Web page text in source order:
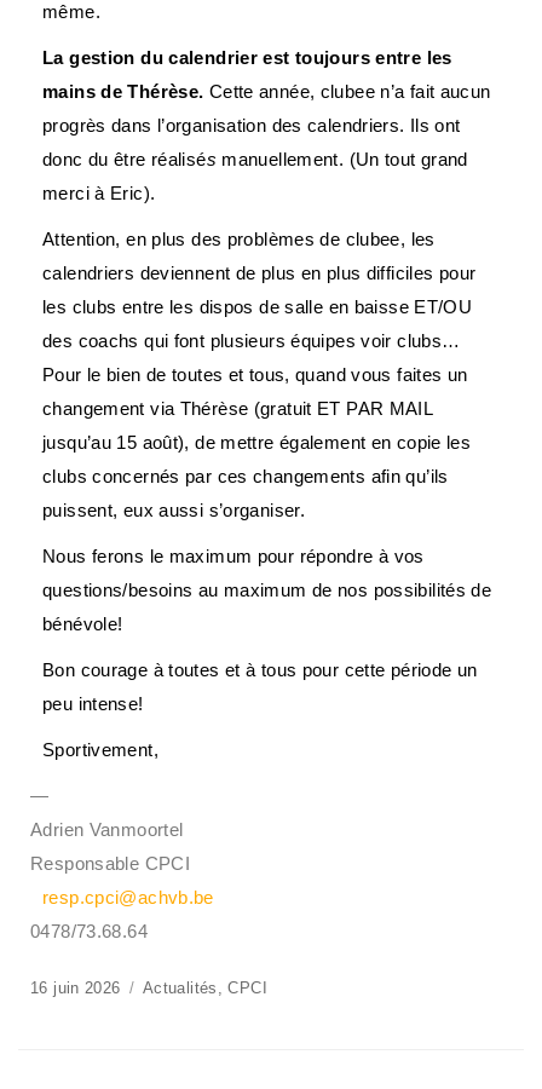
même.
La gestion du calendrier est toujours entre les
mains de Thérèse. Cette année, clubee n’a fait aucun
progrès dans l’organisation des calendriers. Ils ont
donc du être réalisés manuellement. (Un tout grand
merci à Eric).
Attention, en plus des problèmes de clubee, les
calendriers deviennent de plus en plus difficiles pour
les clubs entre les dispos de salle en baisse ET/OU
des coachs qui font plusieurs équipes voir clubs…
Pour le bien de toutes et tous, quand vous faites un
changement via Thérèse (gratuit ET PAR MAIL
jusqu’au 15 août), de mettre également en copie les
clubs concernés par ces changements afin qu’ils
puissent, eux aussi s’organiser.
Nous ferons le maximum pour répondre à vos
questions/besoins au maximum de nos possibilités de
bénévole!
Bon courage à toutes et à tous pour cette période un
peu intense!
Sportivement,
—
Adrien Vanmoortel
Responsable CPCI
resp.cpci@achvb.be
0478/73.68.64
16 juin 2026 Actualités ,CPCI